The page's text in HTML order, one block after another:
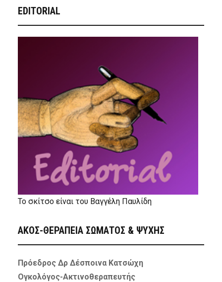
EDITORIAL
Το σκίτσο είναι του Βαγγέλη Παυλίδη
ΑΚΟΣ-ΘΕΡΑΠΕΙΑ ΣΩΜΑΤΟΣ & ΨΥΧΗΣ
Πρόεδρος Δρ Δέσποινα Κατσώχη
Ογκολόγος-Ακτινοθεραπευτής